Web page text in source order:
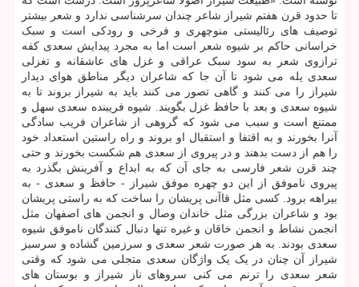
تا حدود قرن هفتم شیراز شاعر چندان سرشناسی ندارد و شعر بیشتر
توصیف های رئالیستی منوچهری و فرخی و رودکی است و سبک
خراسانی حاکم بر شیوه شعر است اما به مجرد پیدایش سعدی کفه
ترازوی شعر به سود سبک عراقی و غزل های عاشقانه و تغزلی
سعدی یله می شود تا آن جا که شاعران دیگر مناطق هوای دیدار
شیراز را می کنند و گاهی تصور می کنند باید به شیراز بروند تا به
شیوه سعدی و بعد با حافظ غزل بگویند. شیوه فریبنده سعدی سهل و
ممتنع است و سبب می شود که گروهی از شاعران فریب سادگی
آنرا بخورند و به اقتفا و استقبال او بروند و راه راستین استعداد خود
را هم از دست بدهند و در پیروی از سعدی هم شکست بخورند و حتی
چند قرن شعر فارسی به جای آن که به ابداع و آفرینش بگذرد به
پیروی ناموفق از این دو چهره موفق شیراز - حافظ و سعدی - به
بیراهه برود. کسی مثل قاآنی پریشان را ساخت که به راستی پریشان
بود و شاعران بزرگی مثل خاندان وصال و انجمن های اصفهان مثل
انجمن نشاط و انجمن خاقان و غیره تنها دنبال کنندگان ناموفق شیوه
سعدی بودند. به هر صورت شعر سعدی و سرزمین گشاده و سرسبز
شیراز آن چنان در یک یک واژگان سعدی متجلی می شود که وقتی
شعر سعدی را ترنم می کنی سروهای ناز شیراز و بوستان های